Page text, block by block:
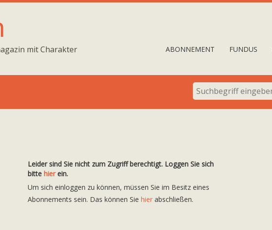
mit Charakter ABONNEMENT FUNDUS
Leider sind Sie nicht zum Zugriff berechtigt. Loggen Sie sich
bittehierein.
Um sich einloggen zu können, müssen Sie im Besitz eines
Abonnements sein. Das können Siehier abschließen.